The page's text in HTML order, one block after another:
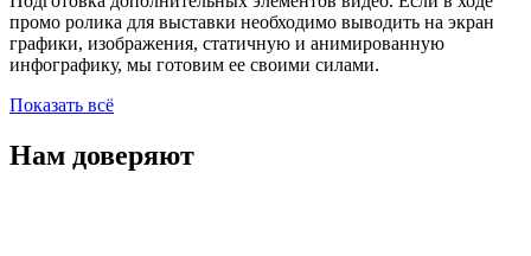
промо ролика для выставки необходимо выводить на экран
графики, изображения, статичную и анимированную
инфографику, мы готовим ее своими силами.
Показать всё
Нам доверяют